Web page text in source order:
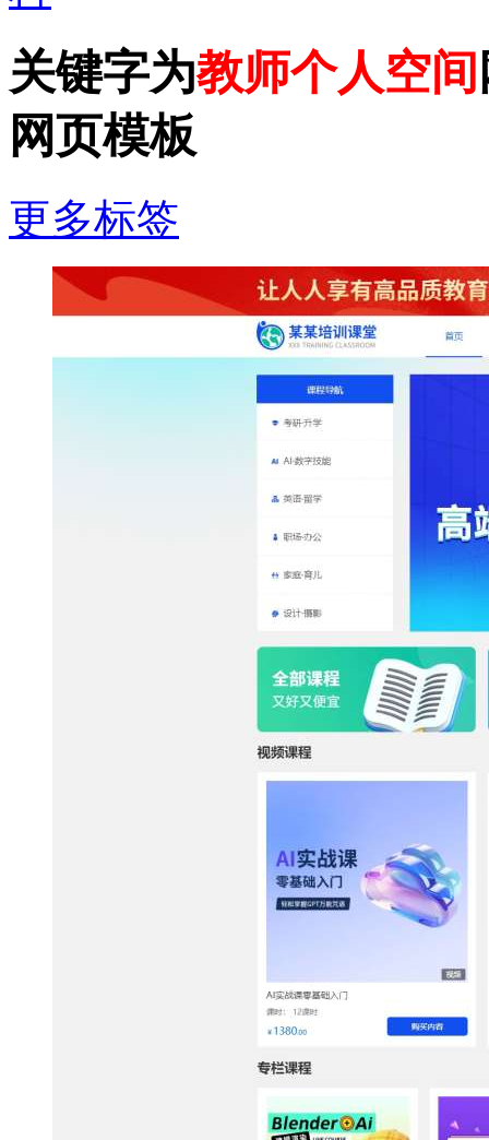
关键字为教师个人空间
网页模板
更多标签